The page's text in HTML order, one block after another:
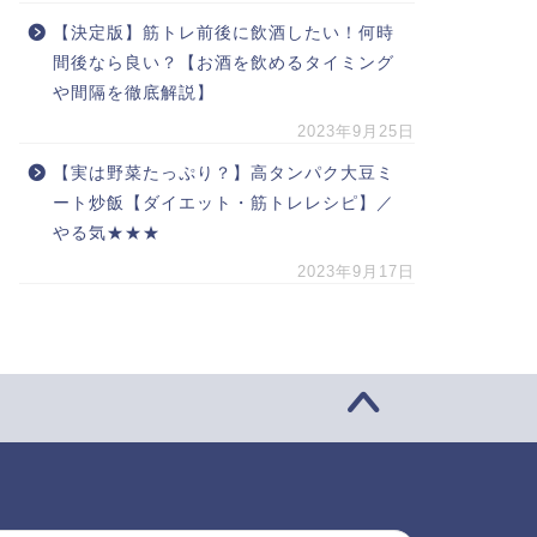
【決定版】筋トレ前後に飲酒したい！何時
間後なら良い？【お酒を飲めるタイミング
や間隔を徹底解説】
2023年9月25日
【実は野菜たっぷり？】高タンパク大豆ミ
ート炒飯【ダイエット・筋トレレシピ】／
やる気★★★
2023年9月17日